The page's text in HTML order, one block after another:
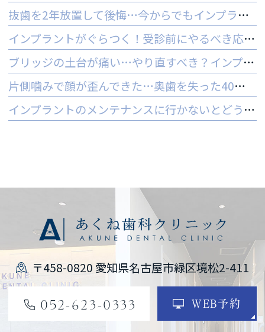
抜歯を2年放置して後悔…今からでもインプラントはできる？
インプラントがぐらつく！受診前にやるべき応急処置とNG行動一覧
ブリッジの土台が痛い…やり直すべき？インプラントとの判断基準を解説
片側噛みで顔が歪んできた…奥歯を失った40代女性のインプラントという選択肢
インプラントのメンテナンスに行かないとどうなる？ 他院でやってもいいの？
〒458-0820 愛知県名古屋市緑区境松2-411
052-623-0333 WEB予約